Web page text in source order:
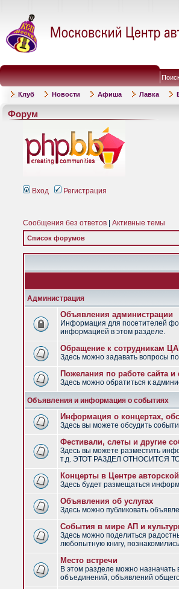
Клуб Новости Афиша Лавка
Форум
Вход Регистрация
Сообщения без ответов Активные темы
Список форумов
Администрация
Объявления администрации
Информация для посетителей
информацией в этом разделе.
Обращение к сотрудникам
Здесь можно задавать вопросы
Пожелания по работе сайта
Здесь можно обратиться к
Объявления и информация о событиях
Информация о концертах,
Здесь вы можете обсудить
Фестивали, слеты и другие
Здесь вы можете разместить
т.д. ЭТОТ РАЗДЕЛ ОТНОСИТСЯ
Концерты в Центре
Здесь будет размещаться
Объявления об услугах
Здесь можно публиковать
События в мире АП и
Здесь можно поделиться
любопытную книгу,
Место встречи
В этом разделе можно назначать
объединений, объявлений